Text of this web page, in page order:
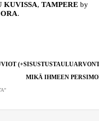
KUVISSA, TAMPEREby
.
MIKÄ IHMEEN
”